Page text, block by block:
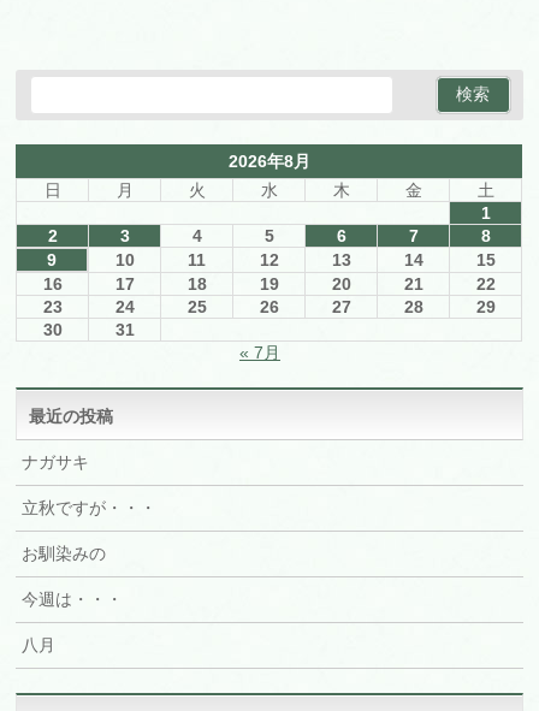
2026年8月
日
月 火 水 木 金
土
1
2
3 4 5 6 7
8
9
10 11 12 13 14
15
16
17 18 19 20 21
22
23
24 25 26 27 28
29
30
31
« 7月
最近の投稿
ナガサキ
立秋ですが・・・
お馴染みの
今週は・・・
八月